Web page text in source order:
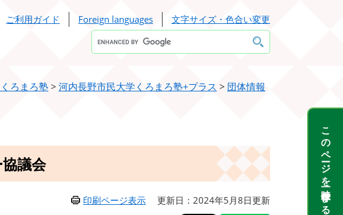
ご利用ガイド Foreign languages
文字サイズ・色合い変更
Google
カ
ス
索
ろまろ塾>河内長野市民大学くろまろ塾+プラス > 団体情報
議会
印刷ページ表示 更新日：2024年5月8日更新 このページを一時保存する